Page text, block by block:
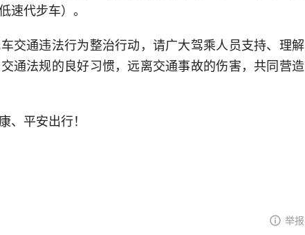
速代步车）。
交通违法行为整治行动，请广大驾乘人员支持、理解
通法规的良好习惯，远离交通事故的伤害，共同营造
、平安出行！
举报